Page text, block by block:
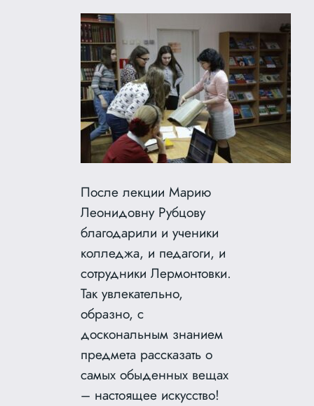
После лекции Марию
Леонидовну Рубцову
благодарили и ученики
колледжа, и педагоги, и
сотрудники Лермонтовки.
Так увлекательно,
образно, с
доскональным знанием
предмета рассказать о
самых обыденных вещах
– настоящее искусство!